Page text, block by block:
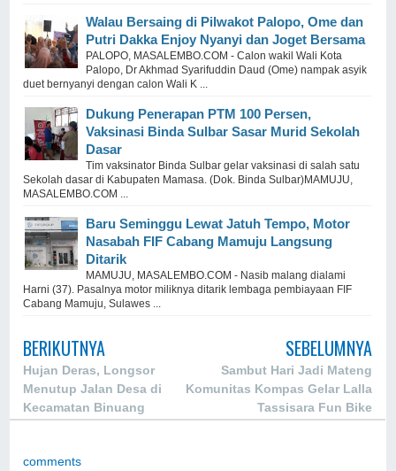
Walau Bersaing di Pilwakot Palopo, Ome dan
Putri Dakka Enjoy Nyanyi dan Joget Bersama
PALOPO, MASALEMBO.COM - Calon wakil Wali Kota
Palopo, Dr Akhmad Syarifuddin Daud (Ome) nampak asyik
duet bernyanyi dengan calon Wali K ...
Dukung Penerapan PTM 100 Persen,
Vaksinasi Binda Sulbar Sasar Murid Sekolah
Dasar
Tim vaksinator Binda Sulbar gelar vaksinasi di salah satu
Sekolah dasar di Kabupaten Mamasa. (Dok. Binda Sulbar)MAMUJU,
MASALEMBO.COM ...
Baru Seminggu Lewat Jatuh Tempo, Motor
Nasabah FIF Cabang Mamuju Langsung
Ditarik
MAMUJU, MASALEMBO.COM - Nasib malang dialami
Harni (37). Pasalnya motor miliknya ditarik lembaga pembiayaan FIF
Cabang Mamuju, Sulawes ...
BERIKUTNYA
Hujan Deras, Longsor
Menutup Jalan Desa di
Kecamatan Binuang
SEBELUMNYA
Sambut Hari Jadi Mateng
Komunitas Kompas Gelar Lalla
Tassisara Fun Bike
comments